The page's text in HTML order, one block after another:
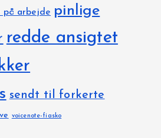
på arbejde pinlige
redde ansigtet
sendt til forkerte
voicenote-fiasko